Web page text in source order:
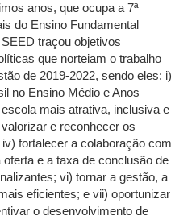
anos, que ocupa a 7ª
do Ensino Fundamental
traçou objetivos
que norteiam o trabalho
de 2019-2022, sendo eles: i)
no Ensino Médio e Anos
mais atrativa, inclusiva e
e reconhecer os
fortalecer a colaboração com
e a taxa de conclusão de
vi) tornar a gestão, a
eficientes; e vii) oportunizar
o desenvolvimento de